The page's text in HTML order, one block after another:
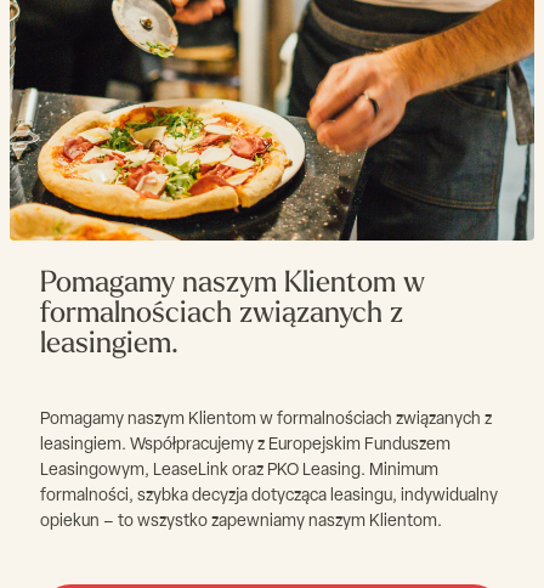
Pomagamy naszym Klientom w
formalnościach związanych z
leasingiem.
Pomagamy naszym Klientom w formalnościach związanych z
leasingiem. Współpracujemy z Europejskim Funduszem
Leasingowym, LeaseLink oraz PKO Leasing. Minimum
formalności, szybka decyzja dotycząca leasingu, indywidualny
opiekun – to wszystko zapewniamy naszym Klientom.